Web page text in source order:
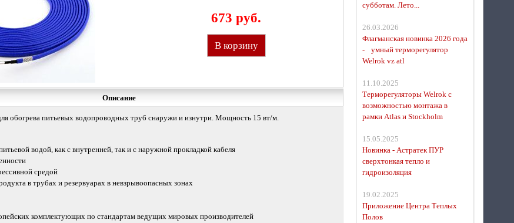
673 руб.
В корзину
Описание
обогрева питьевых водопроводных труб снаружи и изнутри. Мощность 15 вт/м.
водой, как с внутренней, так и с наружной прокладкой кабеля
средой
в трубах и резервуарах в невзрывоопасных зонах
комплектующих по стандартам ведущих мировых производителей
субботам. Лето...
26.03.2026
Флагманская новинка 2026 года
- умный терморегулятор
Welrok vz atl
11.10.2025
Терморегуляторы Welrok с
возможностью монтажа в
рамки Atlas и Stockholm
15.05.2025
Новинка - Астратек ПУР
сверхтонкая тепло и
гидроизоляция
19.02.2025
Приложение Центра Теплых
Полов